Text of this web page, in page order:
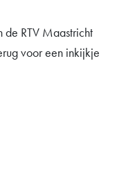
RTV Maastricht
voor een inkijkje